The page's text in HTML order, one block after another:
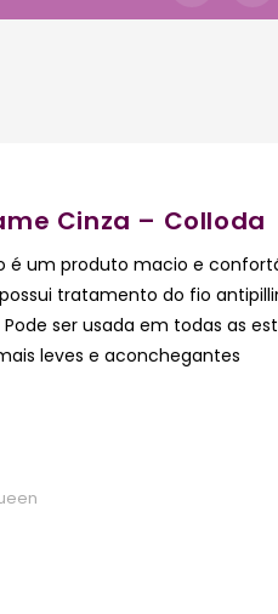
Cinza – Colloda
é um produto macio e
tratamento do fio
ser usada em todas as
leves e aconchegantes